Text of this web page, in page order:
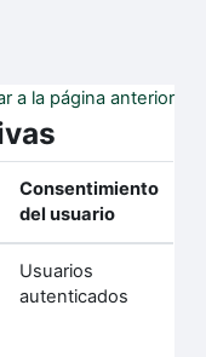
a la página anterior
Consentimiento
del usuario
Usuarios
autenticados